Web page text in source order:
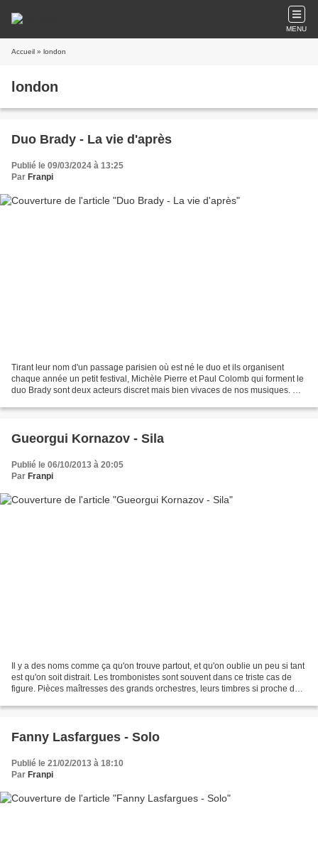
MENU
Accueil » london
london
Duo Brady - La vie d'après
Publié le 09/03/2024 à 13:25
Par Franpi
Tirant leur nom d'un passage parisien où est né le duo et ils organisent
chaque année un petit festival, Michèle Pierre et Paul Colomb qui forment le
duo Brady sont deux acteurs discret mais bien vivaces de nos musiques. On
Gueorgui Kornazov - Sila
Publié le 06/10/2013 à 20:05
Par Franpi
Il y a des noms comme ça qu'on trouve partout, et qu'on oublie un peu si tant
est qu'on soit distrait. Les trombonistes sont souvent dans ce triste cas de
figure. Pièces maîtresses des grands orchestres, leurs timbres si proche de
Fanny Lasfargues - Solo
Publié le 21/02/2013 à 18:10
Par Franpi